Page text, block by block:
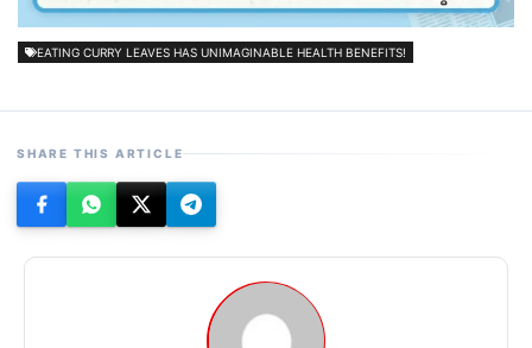
EATING CURRY LEAVES HAS UNIMAGINABLE HEALTH BENEFITS!
SHARE THIS ARTICLE